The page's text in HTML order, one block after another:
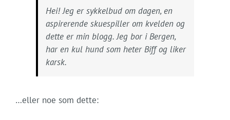
Hei! Jeg er sykkelbud om dagen, en
aspirerende skuespiller om kvelden og
dette er min blogg. Jeg bor i Bergen,
har en kul hund som heter Biff og liker
karsk.
…eller noe som dette: